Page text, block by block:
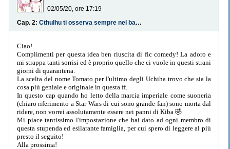
02/05/20, ore 17:19
Cap. 2:
Cthulhu ti osserva sempre nel bagno, quindi vacci quando ancora dorme
Ciao!
Complimenti per questa idea ben riuscita di fic comedy! La adoro e
mi strappa tanti sorrisi ed è proprio quello che ci vuole in questi strani
giorni di quarantena.
La scelta del nome Tomato per l'ultimo degli Uchiha trovo che sia la
cosa più geniale e originale in questa ff.
In questo cap quando ho letto della marcia imperiale come suoneria
(chiaro riferimento a Star Wars di cui sono grande fan) sono morta dal
ridere, non vorrei assolutamente essere nei panni di Kiba 🤣
Mi piace tantissimo l'impostazione che hai dato ad ogni membro di
questa stupenda ed esilarante famiglia, per cui spero di leggere al più
presto il seguito!
Alla prossima!